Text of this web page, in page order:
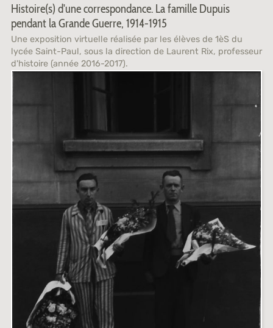
Histoire(s) d'une correspondance. La famille Dupuis
pendant la Grande Guerre, 1914-1915
Une exposition virtuelle réalisée par les élèves de 1èS du
lycée Saint-Paul, sous la direction de Laurent Rix, professeur
d'histoire (année 2016-2017).